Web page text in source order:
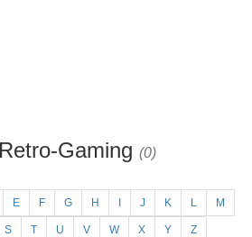
Gaming (0)
E F G H J K L M
S T U V W X Y Z